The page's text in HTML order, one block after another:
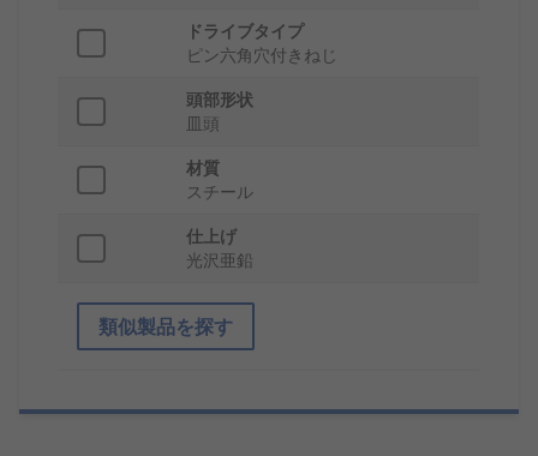
ドライブタイプ
ピン六角穴付きねじ
頭部形状
皿頭
材質
スチール
仕上げ
光沢亜鉛
類似製品を探す